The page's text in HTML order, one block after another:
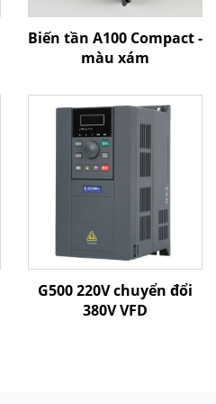
Biến tần A100 Compact -
màu xám
G500 220V chuyển đổi
380V VFD